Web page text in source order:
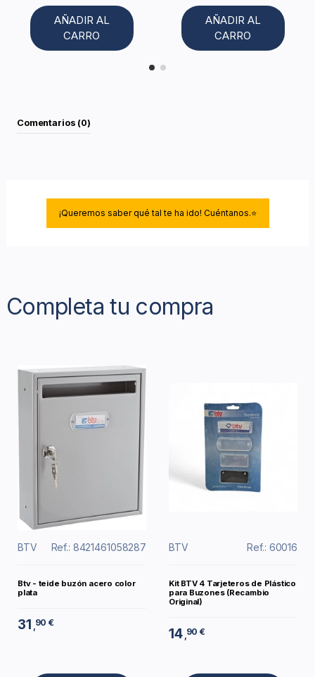
AÑADIR AL
CARRO
AÑADIR AL
CARRO
Comentarios (0)
¡Queremos saber qué tal te ha ido! Cuéntanos.⭐
Completa tu compra
BTV Ref.: 8421461058287
Btv - teide buzón acero color
plata
31 ,90 €
BTV Ref.: 60016
Kit BTV 4 Tarjeteros de Plástico
para Buzones (Recambio
Original)
14 ,90 €